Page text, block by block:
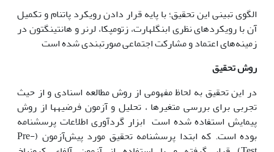
الگوی تبینی این تحقیق؛ با پایه قرار دادن رویکرد پاتنام و تکمیل
آن با رویکردهای نظری ابنگلهارت، زتومپکا، لرنر و هانتینگتون در
زمینه‌های اعتماد و مشارکت اجتماعی صورتبندی شده است
روش تحقیق
در این تحقیق به لحاظ مفهومی از روش مطالعه اسنادی و از حیث
تجربی برای بررسی متغیرها ، تحلیل و آزمون فرضیه‏ها از روش
پیمایش استفاده شده است ابزار گردآوری اطلاعات پرسشنامه
بوده است. که ابتدا پرسشنامه تحقیق مورد پیش‌آزمون (Pre-